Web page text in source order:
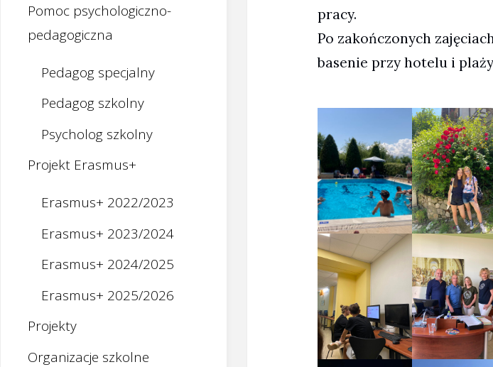
pracy.
Po zakończonych
basenie przy hotelu i
Pomoc psychologiczno-
pedagogiczna
Pedagog specjalny
Pedagog szkolny
Psycholog szkolny
Projekt Erasmus+
Erasmus+ 2022/2023
Erasmus+ 2023/2024
Erasmus+ 2024/2025
Erasmus+ 2025/2026
Projekty
Organizacje szkolne